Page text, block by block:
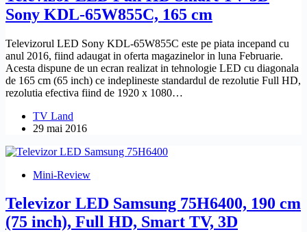
Sony KDL-65W855C, 165 cm
Televizorul LED Sony KDL-65W855C este pe piata incepand cu
anul 2016, fiind adaugat in oferta magazinelor in luna Februarie.
Acesta dispune de un ecran realizat in tehnologie LED cu diagonala
de 165 cm (65 inch) ce indeplineste standardul de rezolutie Full HD,
rezolutia efectiva fiind de 1920 x 1080…
TV Land
29 mai 2016
Mini-Review
Televizor LED Samsung 75H6400, 190 cm
(75 inch), Full HD, Smart TV, 3D